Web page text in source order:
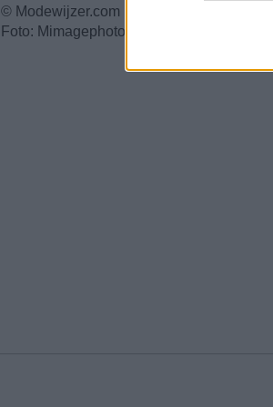
© Modewijzer.com
Foto: Mimagephotography/Shutterstock